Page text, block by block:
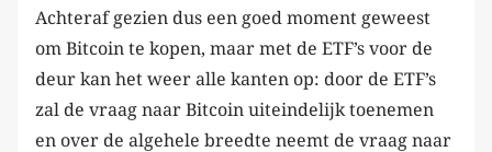
Achteraf gezien dus een goed moment geweest
om Bitcoin te kopen, maar met de ETF’s voor de
deur kan het weer alle kanten op: door de ETF’s
zal de vraag naar Bitcoin uiteindelijk toenemen
en over de algehele breedte neemt de vraag naar